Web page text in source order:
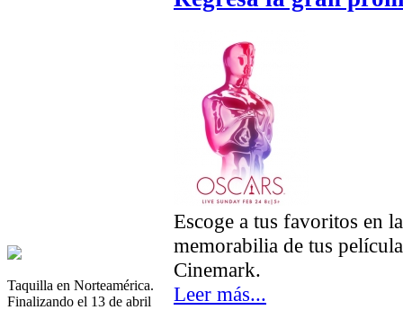
Taquilla en Norteamérica.
Finalizando el 13 de abril
Escoge a tus favoritos en
memorabilia de tus
Cinemark.
Leer más...